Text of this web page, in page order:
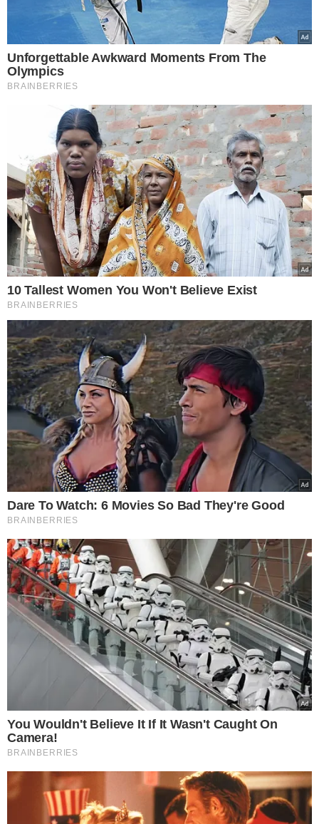
MULHER MORTA PIAUI
VER COMENTÁRIOS
VEJA TAMBÉM
Grupo extremista
planejava explodir
prédio durante debate
presidencial, diz polícia
VEJA MAIS NOTÍCIAS